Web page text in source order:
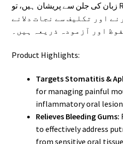
زبان کی جلن سے پریشان ہیں، تو R182 ڈراپس قدرتی طور
اور تکلیف سے نجات دلانے
اور آزمودہ ذریعہ ہیں۔
Product Highlights:
Targets Stomatitis &
for managing painful
inflammatory oral
Relieves Bleeding Gums:
to effectively address
from sensitive oral